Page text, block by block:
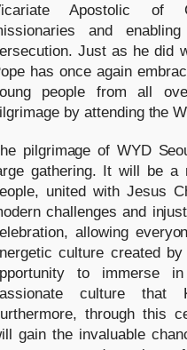
Apostolic of
and
Just as he did
has once again
people from all
by attending the
pilgrimage of WYD
gathering. It will be a
united with Jesus
challenges and
allowing
culture created
to immerse
culture that
through this
gain the invaluable